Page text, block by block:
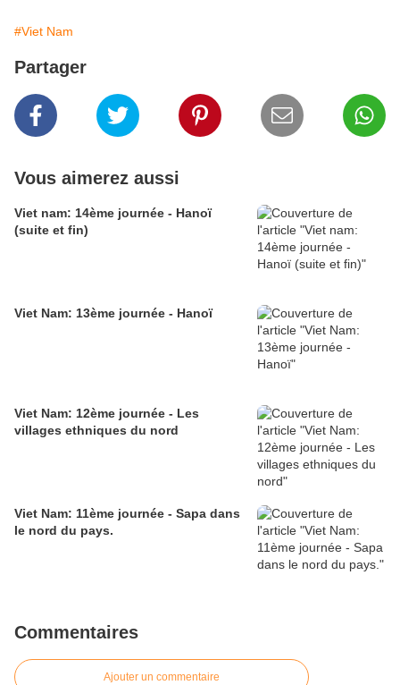
#Viet Nam
Partager
Vous aimerez aussi
Viet nam: 14ème journée - Hanoï
(suite et fin)
Viet Nam: 13ème journée - Hanoï
Viet Nam: 12ème journée - Les
villages ethniques du nord
Viet Nam: 11ème journée - Sapa dans
le nord du pays.
Commentaires
Ajouter un commentaire